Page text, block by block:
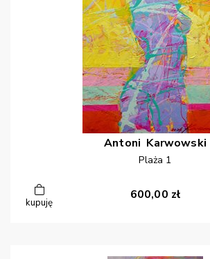
Antoni Karwowski
Plaża 1
kupuję
600,00 zł